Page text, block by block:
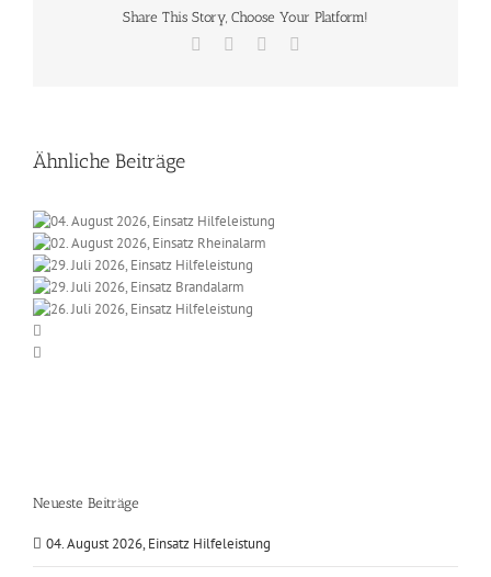
Share This Story, Choose Your Platform!
Facebook
Ähnliche Beiträge
Neueste Beiträge
04. August 2026, Einsatz Hilfeleistung